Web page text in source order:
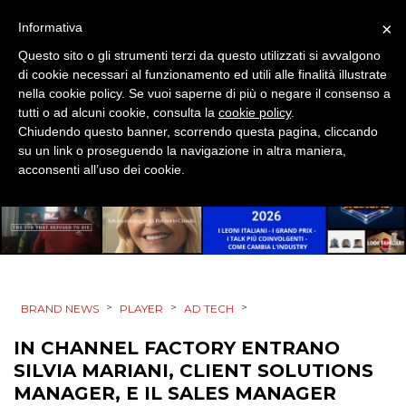
ESTERNA
RADIO / AUDIO
PREVISIONI/SCENARI
BRAND NEWS > PLAYER > AD TECH >
IN CHANNEL FACTORY ENTRANO
SILVIA MARIANI, CLIENT SOLUTIONS
MANAGER, E IL SALES MANAGER
×
Informativa
Questo sito o gli strumenti terzi da questo utilizzati si avvalgono
di cookie necessari al funzionamento ed utili alle finalità illustrate
nella cookie policy. Se vuoi saperne di più o negare il consenso a
tutti o ad alcuni cookie, consulta la cookie policy.
Chiudendo questo banner, scorrendo questa pagina, cliccando
su un link o proseguendo la navigazione in altra maniera,
acconsenti all’uso dei cookie.